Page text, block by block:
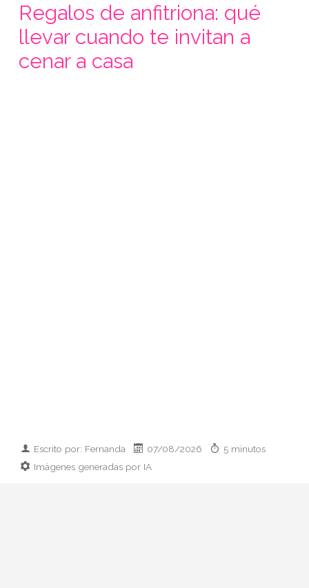
Regalos de anfitriona: qué
llevar cuando te invitan a
cenar a casa
Escrito por: Fernanda 07/08/2026
5 minutos
Imágenes generadas por IA